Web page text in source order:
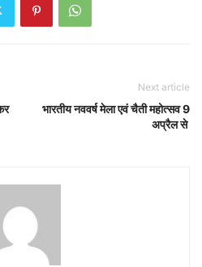
Next article
भारतीय नववर्ष मेला एवं चैती महोत्सव 9
अप्रैल से